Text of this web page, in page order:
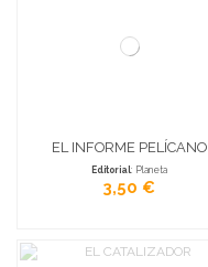
EL INFORME PELÍCANO
Editorial: Planeta
3,50 €